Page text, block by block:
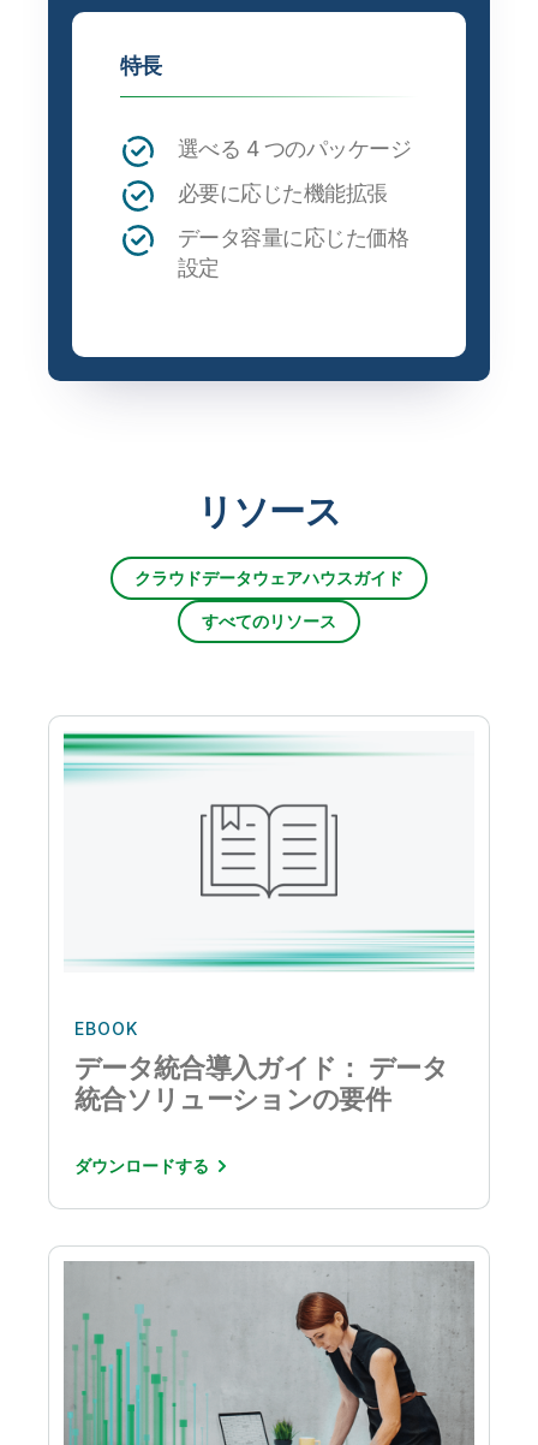
特長
選べる 4 つのパッケージ
必要に応じた機能拡張
データ容量に応じた価格
設定
リソース
クラウドデータウェアハウスガイド
すべてのリソース
EBOOK
データ統合導入ガイド： データ
統合ソリューションの要件
ダウンロードする